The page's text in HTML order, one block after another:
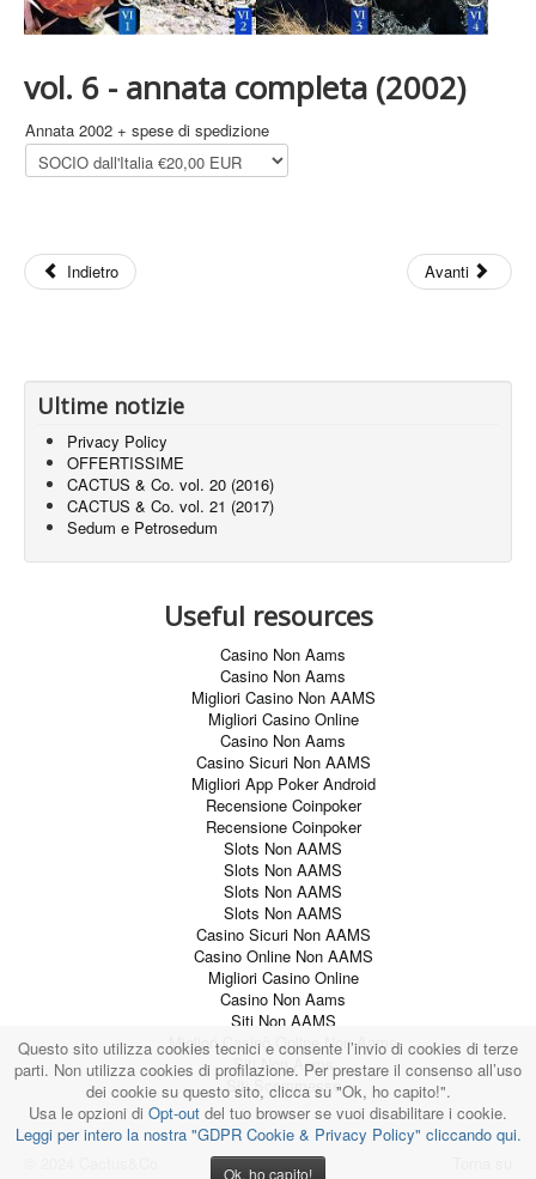
vol. 6 - annata completa (2002)
Annata 2002 + spese di spedizione
Indietro Avanti
Ultime notizie
Privacy Policy
OFFERTISSIME
CACTUS & Co. vol. 20 (2016)
CACTUS & Co. vol. 21 (2017)
Sedum e Petrosedum
Useful resources
Casino Non Aams
Casino Non Aams
Migliori Casino Non AAMS
Migliori Casino Online
Casino Non Aams
Casino Sicuri Non AAMS
Migliori App Poker Android
Recensione Coinpoker
Recensione Coinpoker
Slots Non AAMS
Slots Non AAMS
Slots Non AAMS
Slots Non AAMS
Casino Sicuri Non AAMS
Casino Online Non AAMS
Migliori Casino Online
Casino Non Aams
Siti Non AAMS
Migliori Casinò Online Non Aams
Siti Non Aams
Siti Scommesse
Questo sito utilizza cookies tecnici e consente l’invio di cookies di terze
parti. Non utilizza cookies di profilazione. Per prestare il consenso all’uso
dei cookie su questo sito, clicca su "Ok, ho capito!".
Usa le opzioni di Opt-out del tuo browser se vuoi disabilitare i cookie.
Leggi per intero la nostra "GDPR Cookie & Privacy Policy" cliccando qui.
Ok, ho capito!